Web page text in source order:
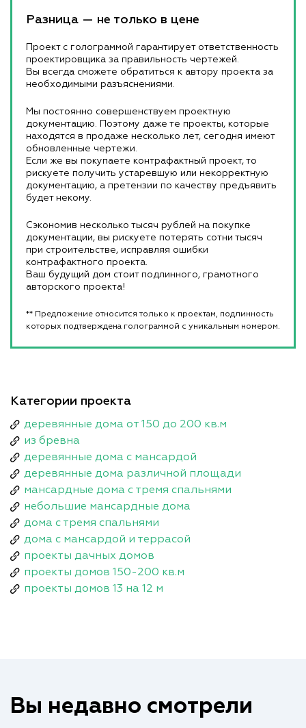
Разница — не только в цене
Проект с голограммой гарантирует ответственность
проектировщика за правильность чертежей.
Вы всегда сможете обратиться к автору проекта за
необходимыми разъяснениями.
Мы постоянно совершенствуем проектную
документацию. Поэтому даже те проекты, которые
находятся в продаже несколько лет, сегодня имеют
обновленные чертежи.
Если же вы покупаете контрафактный проект, то
рискуете получить устаревшую или некорректную
документацию, а претензии по качеству предъявить
будет некому.
Сэкономив несколько тысяч рублей на покупке
документации, вы рискуете потерять сотни тысяч
при строительстве, исправляя ошибки
контрафактного проекта.
Ваш будущий дом стоит подлинного, грамотного
авторского проекта!
** Предложение относится только к проектам, подлинность
которых подтверждена голограммой с уникальным номером.
Категории проекта
деревянные дома от 150 до 200 кв.м
из бревна
деревянные дома с мансардой
деревянные дома различной площади
мансардные дома с тремя спальнями
небольшие мансардные дома
дома с тремя спальнями
дома с мансардой и террасой
проекты дачных домов
проекты домов 150-200 кв.м
проекты домов 13 на 12 м
Вы недавно смотрели